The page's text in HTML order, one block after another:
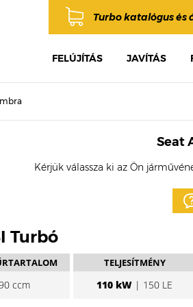
Turbo katalógus és
FELÚJÍTÁS JAVÍTÁS
Seat
Kérjük válassza ki az Ön
Turbó
ccm
TELJESÍTMÉNY
110 kW | 150 LE